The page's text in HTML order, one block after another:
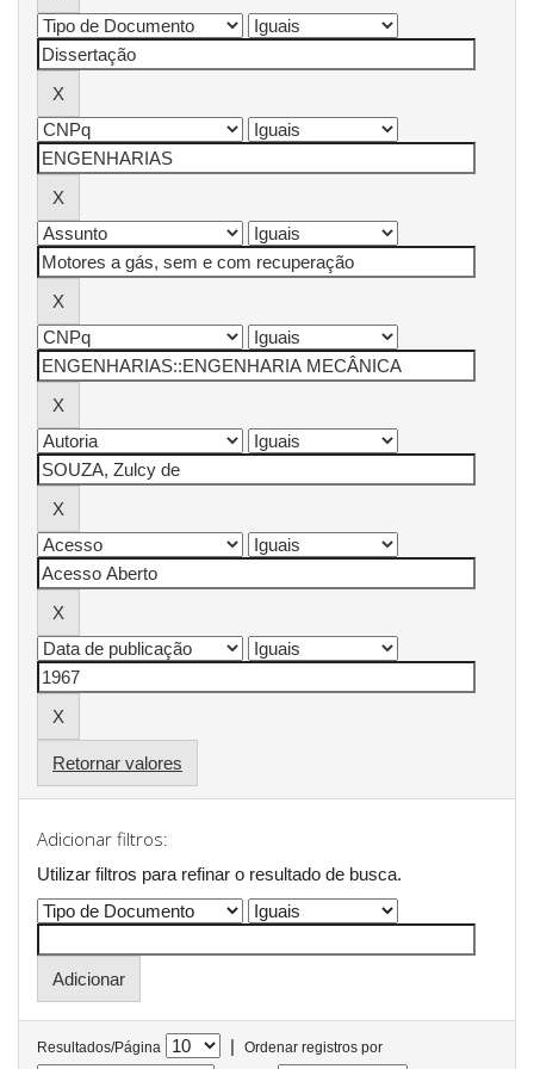
Retornar valores
Adicionar filtros:
Utilizar filtros para refinar o resultado de busca.
Resultados/Página |
Ordenar registros por